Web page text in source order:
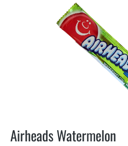
Airheads Watermelon